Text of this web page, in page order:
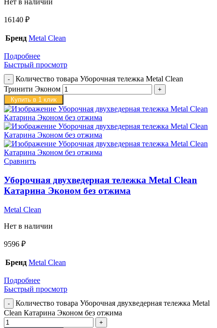
Нет в наличии
16140 ₽
Бренд Metal Clean
Подробнее
Быстрый просмотр
Количество товара Уборочная тележка Metal Clean
Тринити Эконом
Купить в 1 клик
Сравнить
Уборочная двухведерная тележка Metal Clean
Катарина Эконом без отжима
Metal Clean
Нет в наличии
9596 ₽
Бренд Metal Clean
Подробнее
Быстрый просмотр
Количество товара Уборочная двухведерная тележка Metal
Clean Катарина Эконом без отжима